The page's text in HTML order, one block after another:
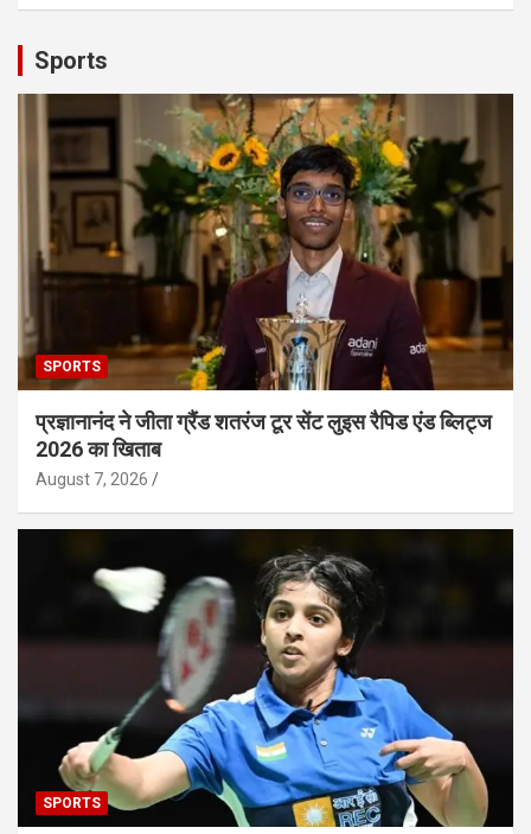
Sports
SPORTS
प्रज्ञानानंद ने जीता ग्रैंड शतरंज टूर सेंट लुइस रैपिड एंड ब्लिट्ज
2026 का खिताब
August 7, 2026
SPORTS